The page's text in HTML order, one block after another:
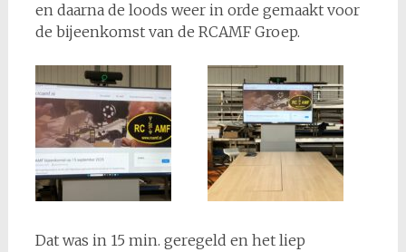
en daarna de loods weer in orde gemaakt voor
de bijeenkomst van de RCAMF Groep.
Dat was in 15 min. geregeld en het liep